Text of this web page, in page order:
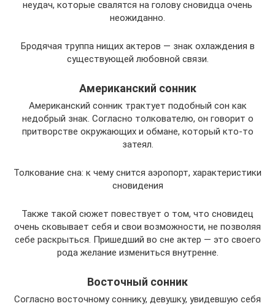
неудач, которые свалятся на голову сновидца очень
неожиданно.
Бродячая труппа нищих актеров — знак охлаждения в
существующей любовной связи.
Американский сонник
Американский сонник трактует подобный сон как
недобрый знак. Согласно толкователю, он говорит о
притворстве окружающих и обмане, который кто-то
затеял.
Толкование сна: к чему снится аэропорт, характеристики
сновидения
Также такой сюжет повествует о том, что сновидец
очень сковывает себя и свои возможности, не позволяя
себе раскрыться. Пришедший во сне актер — это своего
рода желание измениться внутренне.
Восточный сонник
Согласно восточному соннику, девушку, увидевшую себя